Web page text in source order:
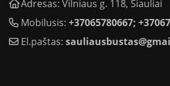
Adresas: Vilniaus g. 118, Šiauliai
Mobilusis: +37065780667;
El.paštas: